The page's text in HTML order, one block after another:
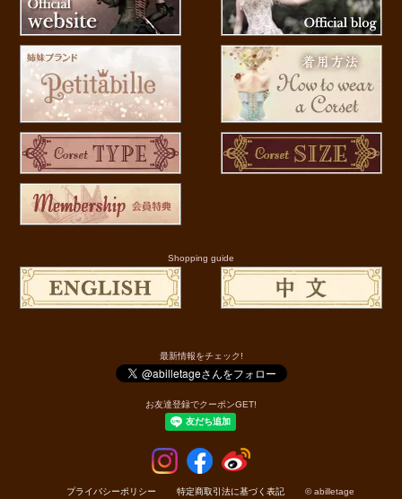
Shopping guide
最新情報をチェック!
お友達登録でクーポンGET!
プライバシーポリシー 特定商取引法に基づく表記 © abilletage